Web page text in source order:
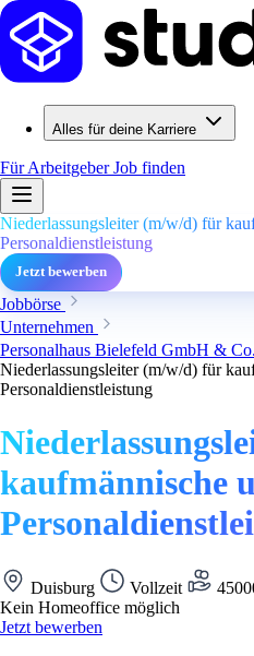
Alles für deine Karriere
Für ArbeitgeberJob finden
Niederlassungsleiter (m/w/d) für
Personaldienstleistung
Jetzt bewerben
Jobbörse
Unternehmen
Personalhaus Bielefeld GmbH &
Niederlassungsleiter (m/w/d) für
Personaldienstleistung
kaufmännische
Duisburg Vollzeit
Kein Homeoffice möglich
Jetzt bewerben